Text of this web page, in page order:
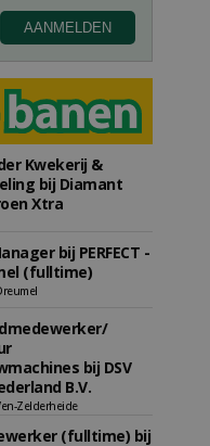
Kwekerij &
bij Diamant
Xtra
bij PERFECT -
(fulltime)
bij DSV
B.V.
Zelderheide
(fulltime) bij